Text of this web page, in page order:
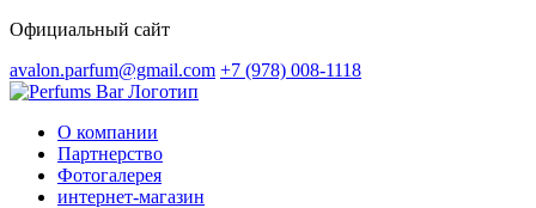
Официальный сайт
avalon.parfum@gmail.com +7 (978) 008-1118
О компании
Партнерство
Фотогалерея
интернет-магазин